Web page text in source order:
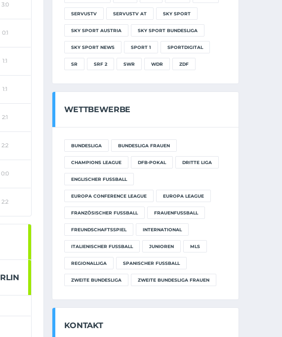
3:0
0:1
1:1
1:1
2:1
2:2
0:0
2:2
SERVUSTV SERVUSTV AT SKY SPORT
SKY SPORT AUSTRIA SKY SPORT BUNDESLIGA
SKY SPORT NEWS SPORT 1 SPORTDIGITAL
SR SRF 2 SWR WDR ZDF
WETTBEWERBE
BUNDESLIGA BUNDESLIGA FRAUEN
CHAMPIONS LEAGUE DFB-POKAL DRITTE LIGA
ENGLISCHER FUSSBALL
EUROPA CONFERENCE LEAGUE EUROPA LEAGUE
FRANZÖSISCHER FUSSBALL FRAUENFUSSBALL
FREUNDSCHAFTSSPIEL INTERNATIONAL
ITALIENISCHER FUSSBALL JUNIOREN MLS
REGIONALLIGA SPANISCHER FUSSBALL
ZWEITE BUNDESLIGA ZWEITE BUNDESLIGA FRAUEN
KONTAKT